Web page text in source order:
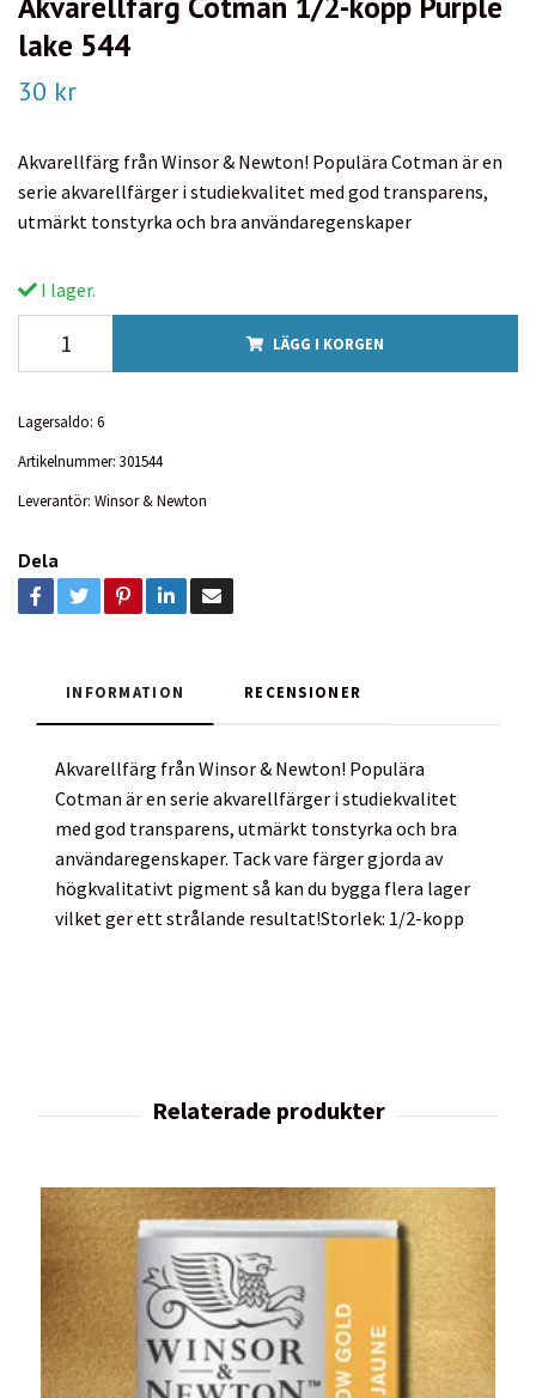
lake 544
30 kr
Akvarellfärg från Winsor & Newton! Populära Cotman är en
serie akvarellfärger i studiekvalitet med god transparens,
utmärkt tonstyrka och bra användaregenskaper
I lager.
LÄGG I KORGEN
Lagersaldo: 6
Artikelnummer: 301544
Leverantör: Winsor & Newton
Dela
INFORMATION RECENSIONER
Akvarellfärg från Winsor & Newton! Populära
Cotman är en serie akvarellfärger i studiekvalitet
med god transparens, utmärkt tonstyrka och bra
användaregenskaper. Tack vare färger gjorda av
högkvalitativt pigment så kan du bygga flera lager
vilket ger ett strålande resultat!Storlek: 1/2-kopp